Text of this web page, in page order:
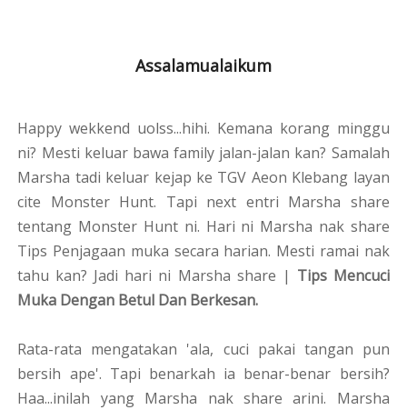
Assalamualaikum
Happy wekkend uolss...hihi. Kemana korang minggu
ni? Mesti keluar bawa family jalan-jalan kan? Samalah
Marsha tadi keluar kejap ke TGV Aeon Klebang layan
cite Monster Hunt. Tapi next entri Marsha share
tentang Monster Hunt ni. Hari ni Marsha nak share
Tips Penjagaan muka secara harian. Mesti ramai nak
tahu kan? Jadi hari ni Marsha share | Tips Mencuci
Muka Dengan Betul Dan Berkesan.
Rata-rata mengatakan 'ala, cuci pakai tangan pun
bersih ape'. Tapi benarkah ia benar-benar bersih?
Haa...inilah yang Marsha nak share arini. Marsha